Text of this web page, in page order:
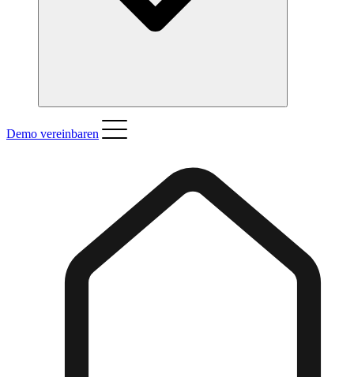
Demo vereinbaren